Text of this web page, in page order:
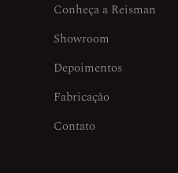
Conheça a Reisman
Showroom
Depoimentos
Fabricação
Contato